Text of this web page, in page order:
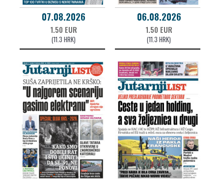
07.08.2026
1.50 EUR
(11.3 HRK)
06.08.2026
1.50 EUR
(11.3 HRK)